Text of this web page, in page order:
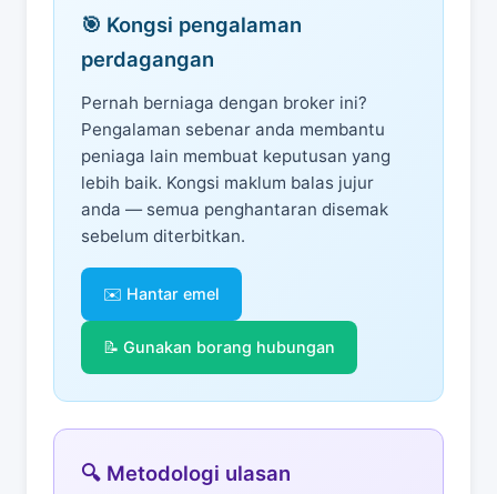
🎯 Kongsi pengalaman
perdagangan
Pernah berniaga dengan broker ini?
Pengalaman sebenar anda membantu
peniaga lain membuat keputusan yang
lebih baik. Kongsi maklum balas jujur
anda — semua penghantaran disemak
sebelum diterbitkan.
✉️ Hantar emel
📝 Gunakan borang hubungan
🔍 Metodologi ulasan